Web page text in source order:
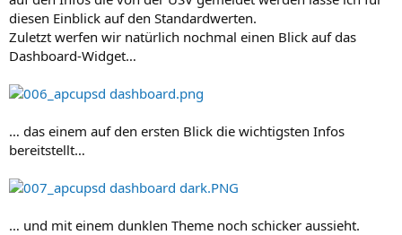
diesen Einblick auf den Standardwerten.
Zuletzt werfen wir natürlich nochmal einen Blick auf das
Dashboard-Widget…
… das einem auf den ersten Blick die wichtigsten Infos
bereitstellt…
… und mit einem dunklen Theme noch schicker aussieht.